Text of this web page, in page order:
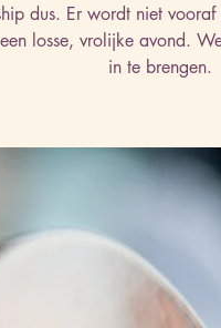
dus. Er wordt niet
losse, vrolijke avond.
in te brengen.